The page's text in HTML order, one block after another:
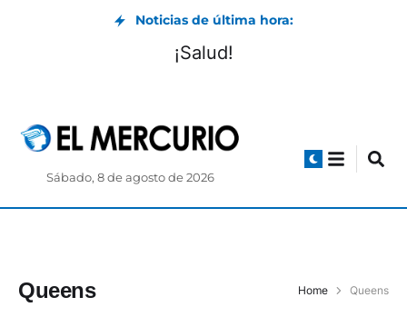
Noticias de última hora:
¡Salud!
Sábado, 8 de agosto de 2026
Queens Home Queens